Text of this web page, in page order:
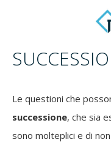
Le questioni che
successione, che sia
sono molteplici e di